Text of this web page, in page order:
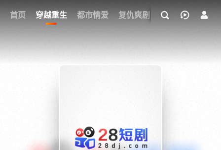
首页 穿越重生 都市情爱 复仇爽剧 玄幻武侠 奇幻
我的观影记录